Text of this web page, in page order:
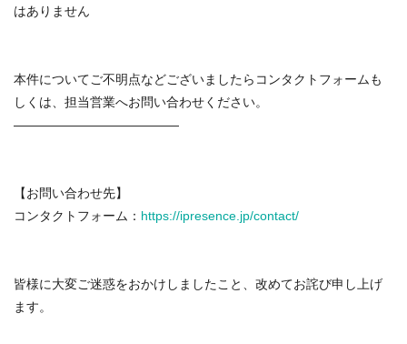
はありません
本件についてご不明点などございましたらコンタクトフォームも
しくは、担当営業へお問い合わせください。
—————————————
【お問い合わせ先】
コンタクトフォーム： https://ipresence.jp/contact/
皆様に大変ご迷惑をおかけしましたこと、改めてお詫び申し上げ
ます。